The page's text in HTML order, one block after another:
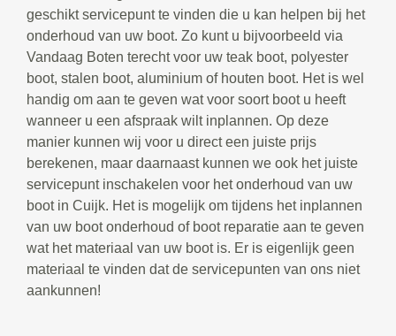
geschikt servicepunt te vinden die u kan helpen bij het
onderhoud van uw boot. Zo kunt u bijvoorbeeld via
Vandaag Boten terecht voor uw teak boot, polyester
boot, stalen boot, aluminium of houten boot. Het is wel
handig om aan te geven wat voor soort boot u heeft
wanneer u een afspraak wilt inplannen. Op deze
manier kunnen wij voor u direct een juiste prijs
berekenen, maar daarnaast kunnen we ook het juiste
servicepunt inschakelen voor het onderhoud van uw
boot in Cuijk. Het is mogelijk om tijdens het inplannen
van uw boot onderhoud of boot reparatie aan te geven
wat het materiaal van uw boot is. Er is eigenlijk geen
materiaal te vinden dat de servicepunten van ons niet
aankunnen!